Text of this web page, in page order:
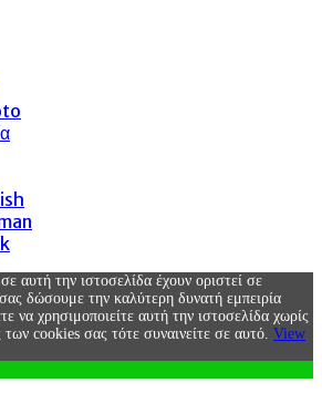
αυτή την ιστοσελίδα έχουν οριστεί σε
δώσουμε την καλύτερη δυνατή εμπειρία
να χρησιμοποιείτε αυτή την ιστοσελίδα χωρίς
των cookies σας τότε συναινείτε σε αυτό. View